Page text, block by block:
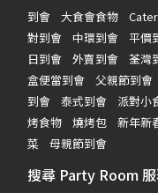
到會 大食會食物
對到會
中環到會 平價
日到會
外賣到會 荃灣
盒便當到會
父親節到會
到會
泰式到會 派對小
烤食物
燒烤包 新年新
菜
母親節到會
搜尋 Party Room